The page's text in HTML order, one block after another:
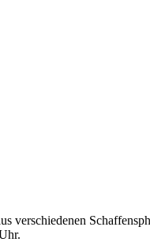
verschiedenen